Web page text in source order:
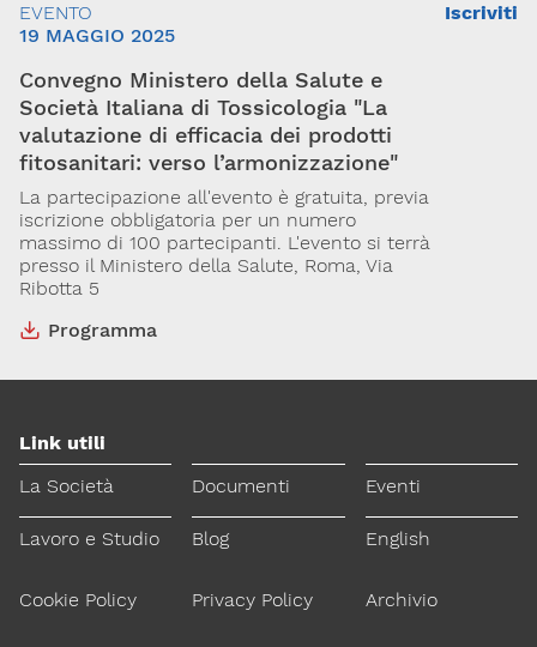
T. 02-29520311
segreteria@sitox.org
CONTATTACI
EVENTO
19 MAGGIO 2025
Convegno Ministero della Salute e
Società Italiana di Tossicologia "La
valutazione di efficacia dei prodotti
fitosanitari: verso l’armonizzazione"
La partecipazione all'evento è gratuita, previa
iscrizione obbligatoria per un numero
massimo di 100 partecipanti. L'evento si terrà
presso il Ministero della Salute, Roma, Via
Ribotta 5
Programma
Iscriviti
Via Giovanni Pascoli, 3
20129, Milano
C.F. 96330980580
P.I. 06792491000
Codice SDI: M5UXCR1
T. 02-29520311
Link utili
La Società
Documenti Eventi
Lavoro e Studio Blog English
Cookie Policy Privacy Policy Archivio